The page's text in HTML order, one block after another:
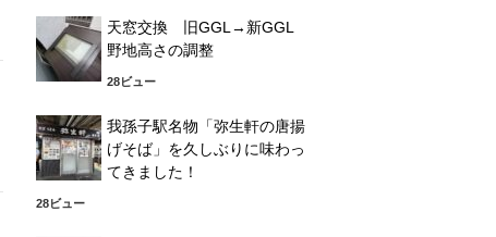
天窓交換 旧GGL→新GGL
野地高さの調整
28ビュー
我孫子駅名物「弥生軒の唐揚
げそば」を久しぶりに味わっ
てきました！
28ビュー